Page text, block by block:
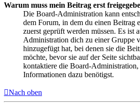
Warum muss mein Beitrag erst
Die Board-Administration kann
dem Forum, in dem du einen Beitrag
zuerst geprüft werden müssen. Es ist
Administration dich zu einer Gruppe
hinzugefügt hat, bei denen sie die
möchte, bevor sie auf der Seite
kontaktiere die Board-
Informationen dazu benötigst.
Nach oben